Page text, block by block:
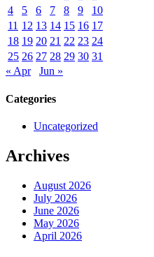
4
5 6 7 8 9
10
11 12 13 14 15 16 17
18 19 20 21 22 23 24
25 26 27 28 29 30 31
« Apr
Jun »
Categories
Uncategorized
Archives
August 2026
July 2026
June 2026
May 2026
April 2026